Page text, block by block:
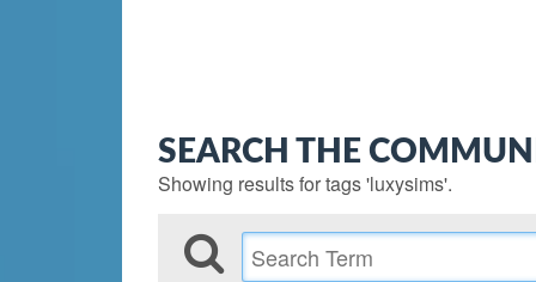
SEARCH THE
Showing results for tags 'luxysims'.